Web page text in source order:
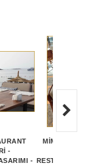
-
-
MİMARİ